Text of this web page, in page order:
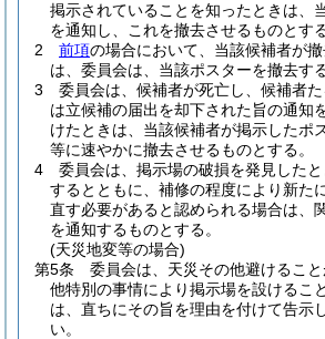
掲示されていることを知ったときは、
を通知し、これを撤去させるものとする
2
前項の場合において、当該候補者が
は、委員会は、当該ポスターを撤去す
3
委員会は、候補者が死亡し、候補者
は立候補の届出を却下された旨の通知
けたときは、当該候補者が掲示したポ
等に速やかに撤去させるものとする。
4
委員会は、掲示場の破損を発見した
するとともに、補修の程度により新た
直す必要があると認められる場合は、
を通知するものとする。
(天災地変等の場合)
第5条
委員会は、天災その他避けるこ
他特別の事情により掲示場を設けるこ
は、直ちにその旨を理由を付けて告示
い。